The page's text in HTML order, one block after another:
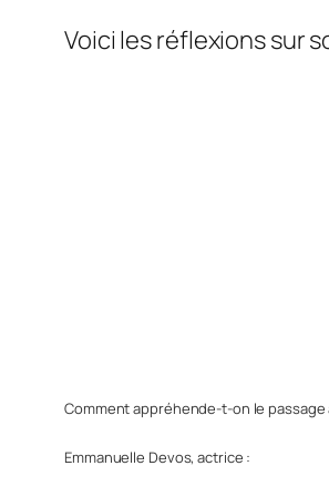
Voici les réflexions sur
Comment appréhende-t-on le passage
Emmanuelle Devos, actrice :